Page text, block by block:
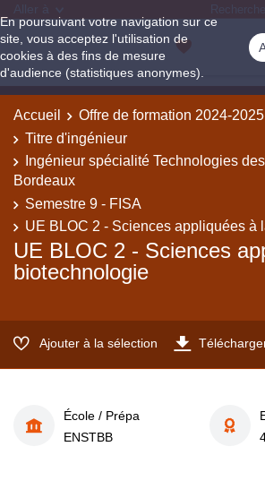
En poursuivant votre navigation sur ce
site, vous acceptez l'utilisation de
cookies à des fins de mesure
d'audience (statistiques anonymes).
Aller à
Accueil
Offre de formation 2024-2025
Titre d'ingénieur
Ingénieur spécialité Technologies
Bordeaux
Semestre 9 - FISA
UE BLOC 2 - Sciences appliquées à
UE BLOC 2 - Sciences
biotechnologie
Ajouter à la sélection
École / Prépa
ENSTBB